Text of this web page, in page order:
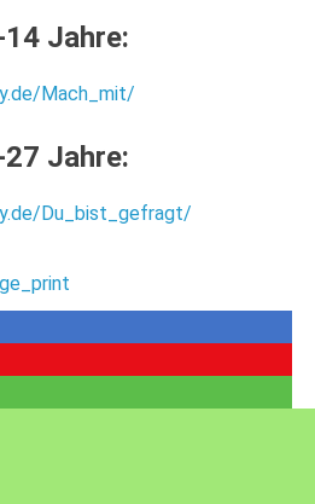
Jahre:
Mach_mit/
Jahre:
Du_bist_gefragt/